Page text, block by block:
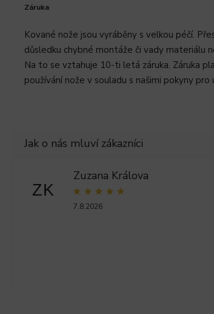
Záruka
Kované nože jsou vyráběny s velkou péčí.
důsledku chybné montáže či vady materiálu
Na to se vztahuje 10-ti letá záruka. Záruka
používání nože v souladu s našimi pokyny pro
ZK
Zuzana Králova
7.8.2026